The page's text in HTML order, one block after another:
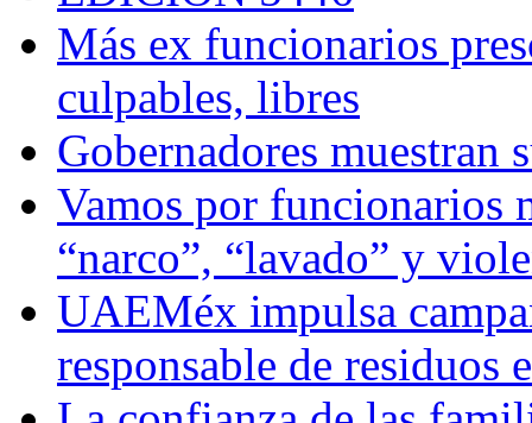
Más ex funcionarios
culpables, libres
Gobernadores muestran
Vamos por funcionarios
“narco”, “lavado” y
UAEMéx impulsa
responsable de residuos